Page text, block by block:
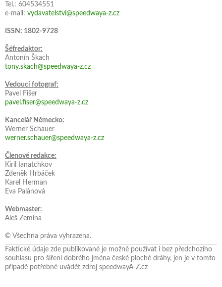
Tel.: 604534551
e-mail: vydavatelstvi@speedwaya-z.cz
ISSN: 1802-9728
Šéfredaktor:
Antonín Škach
tony.skach@speedwaya-z.cz
Vedoucí fotograf:
Pavel Fišer
pavel.fiser@speedwaya-z.cz
Kancelář Německo:
Werner Schauer
werner.schauer@speedwaya-z.cz
Členové redakce:
Kiril Ianatchkov
Zdeněk Hrbáček
Karel Herman
Eva Palánová
Webmaster:
Aleš Zemina
© Všechna práva vyhrazena.
Faktické údaje zde publikované je možné používat i bez předchozího
souhlasu pro šíření dobrého jména české ploché dráhy, jen je v tomto
případě potřebné uvádět zdroj speedwayA-Z.cz